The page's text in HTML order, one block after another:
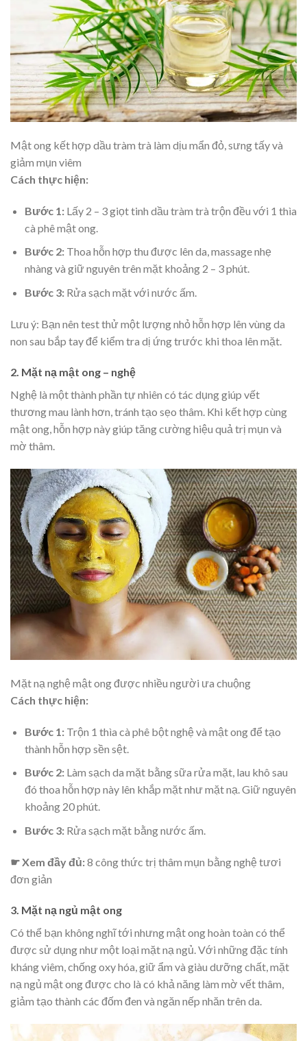
Mật ong kết hợp dầu tràm trà làm dịu mẩn đỏ, sưng tấy và
giảm mụn viêm
Cách thực hiện:
Bước 1:Lấy 2 – 3 giọt tinh dầu tràm trà trộn đều với 1 thìa
cà phê mật ong.
Bước 2:Thoa hỗn hợp thu được lên da, massage nhẹ
nhàng và giữ nguyên trên mặt khoảng 2 – 3 phút.
Bước 3:Rửa sạch mặt với nước ấm.
Lưu ý: Bạn nên test thử một lượng nhỏ hỗn hợp lên vùng da
non sau bắp tay để kiểm tra dị ứng trước khi thoa lên mặt.
2. Mặt nạ mật ong – nghệ
Nghệ là một thành phần tự nhiên có tác dụng giúp vết
thương mau lành hơn, tránh tạo sẹo thâm. Khi kết hợp cùng
mật ong, hỗn hợp này giúp tăng cường hiệu quả trị mụn và
mờ thâm.
Mặt nạ nghệ mật ong được nhiều người ưa chuộng
Cách thực hiện:
Bước 1:Trộn 1 thìa cà phê bột nghệ và mật ong để tạo
thành hỗn hợp sền sệt.
Bước 2:Làm sạch da mặt bằng sữa rửa mặt, lau khô sau
đó thoa hỗn hợp này lên khắp mặt như mặt nạ. Giữ nguyên
khoảng 20 phút.
Bước 3:Rửa sạch mặt bằng nước ấm.
☛ Xem đầy đủ:8 công thức trị thâm mụn bằng nghệ tươi
đơn giản
3. Mặt nạ ngủ mật ong
Có thể bạn không nghĩ tới nhưng mật ong hoàn toàn có thể
được sử dụng như một loại mặt nạ ngủ. Với những đặc tính
kháng viêm, chống oxy hóa, giữ ẩm và giàu dưỡng chất, mặt
nạ ngủ mật ong được cho là có khả năng làm mờ vết thâm,
giảm tạo thành các đốm đen và ngăn nếp nhăn trên da.